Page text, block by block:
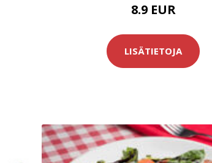
8.9 EUR
LISÄTIETOJA